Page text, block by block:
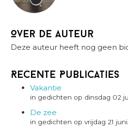
Over de auteur
Deze auteur heeft nog geen
Recente Publicaties
Vakantie
in gedichten op dinsdag 02
De zee
in gedichten op vrijdag 21